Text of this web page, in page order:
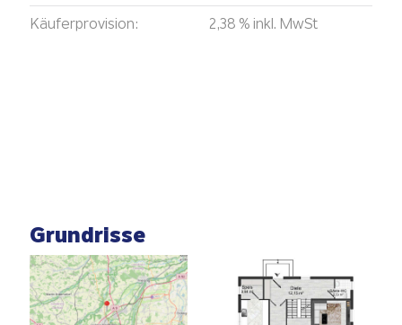
Käuferprovision:
2,38 % inkl. MwSt
Grundrisse